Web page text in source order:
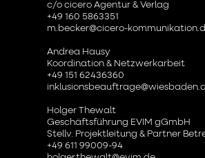
c/o cicero Agentur & Verlag
+49 160 5863351
m.becker@cicero-
Andrea Hausy
Koordination & Netzwerkarbeit
+49 151 62436360
Holger Thewalt
Geschäftsführung EVIM gGmbH
Stellv. Projektleitung & Partner
+49 611 99009-94